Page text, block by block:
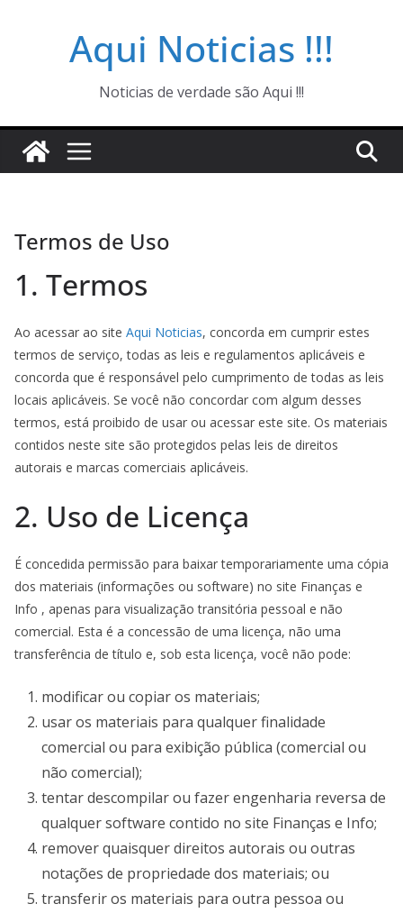
Aqui Noticias !!!
Noticias de verdade são Aqui !!!
Termos de Uso
1. Termos
Ao acessar ao site Aqui Noticias, concorda em cumprir estes
termos de serviço, todas as leis e regulamentos aplicáveis ​​e
concorda que é responsável pelo cumprimento de todas as leis
locais aplicáveis. Se você não concordar com algum desses
termos, está proibido de usar ou acessar este site. Os materiais
contidos neste site são protegidos pelas leis de direitos
autorais e marcas comerciais aplicáveis.
2. Uso de Licença
É concedida permissão para baixar temporariamente uma cópia
dos materiais (informações ou software) no site Finanças e
Info , apenas para visualização transitória pessoal e não
comercial. Esta é a concessão de uma licença, não uma
transferência de título e, sob esta licença, você não pode:
modificar ou copiar os materiais;
usar os materiais para qualquer finalidade
comercial ou para exibição pública (comercial ou
não comercial);
tentar descompilar ou fazer engenharia reversa de
qualquer software contido no site Finanças e Info;
remover quaisquer direitos autorais ou outras
notações de propriedade dos materiais; ou
transferir os materiais para outra pessoa ou